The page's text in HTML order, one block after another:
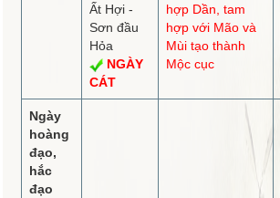
Ất Hợi -
Sơn đầu
Hỏa
NGÀY
CÁT
hợpDần, tam
hợpvới Mão và
Mùi tạo thành
Mộc cục
Ngày
hoàng
đạo,
hắc
đạo